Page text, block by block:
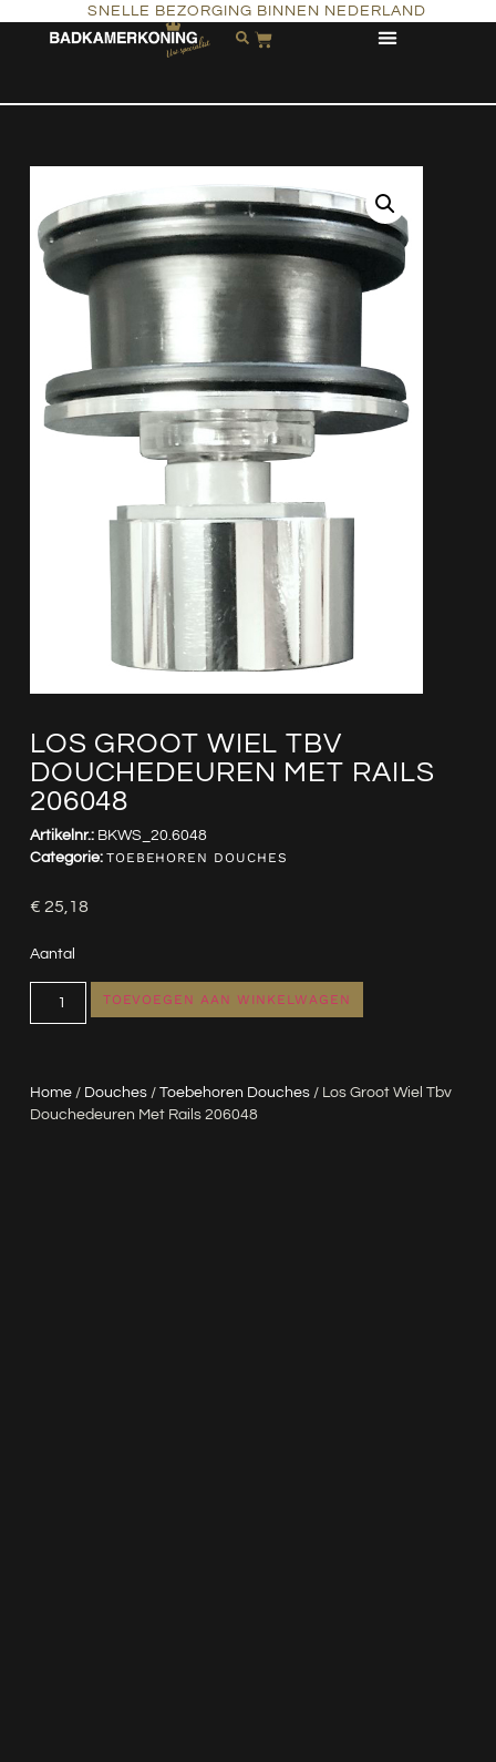
SNELLE BEZORGING BINNEN NEDERLAND
LOS GROOT WIEL TBV
DOUCHEDEUREN MET RAILS
206048
Home/ Douches/ Toebehoren Douches/ Los Groot Wiel Tbv
Douchedeuren Met Rails 206048
Artikelnr.: BKWS_20.6048
Categorie: TOEBEHOREN DOUCHES
€ 25,18
Aantal
TOEVOEGEN AAN WINKELWAGEN